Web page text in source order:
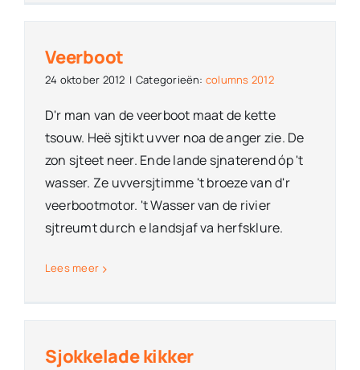
Veerboot
24 oktober 2012 | Categorieën: columns 2012
D'r man van de veerboot maat de kette
tsouw. Heë sjtikt uvver noa de anger zie. De
zon sjteet neer. Ende lande sjnaterend óp 't
wasser. Ze uvversjtimme 't broeze van d'r
veerbootmotor. 't Wasser van de rivier
sjtreumt durch e landsjaf va herfsklure.
Lees meer
Sjokkelade kikker